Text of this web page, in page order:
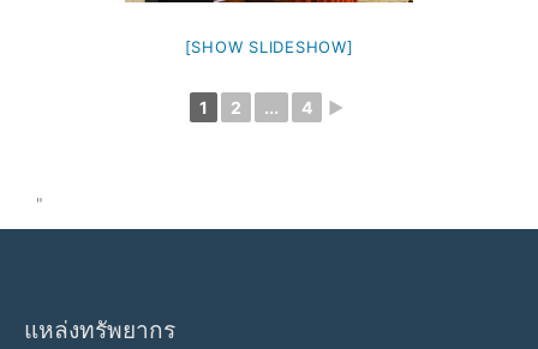
[SHOW SLIDESHOW]
1 2 ... 4 ►
"
แหล่งทรัพยากร